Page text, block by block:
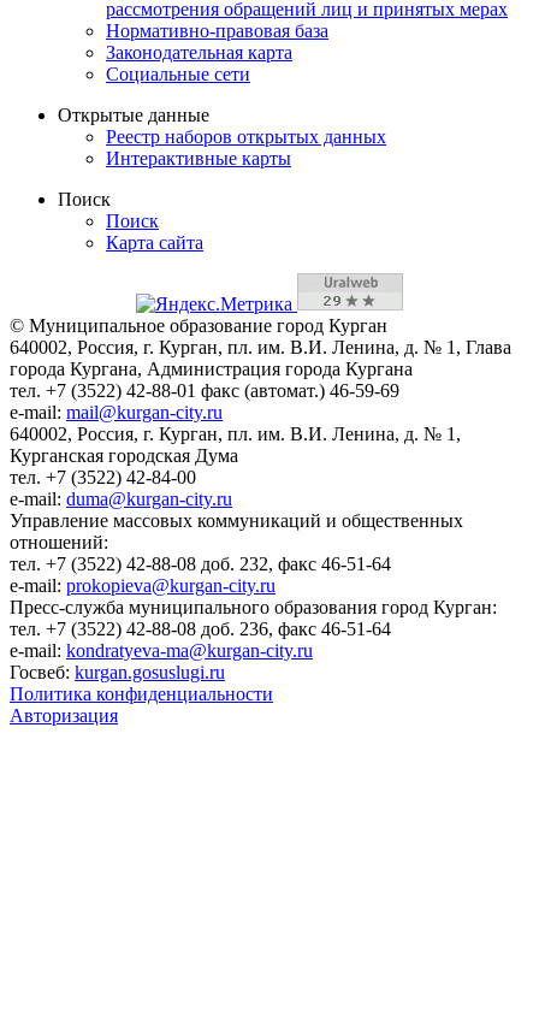
рассмотрения обращений лиц и принятых мерах
Нормативно-правовая база
Законодательная карта
Социальные сети
Открытые данные
Реестр наборов открытых данных
Интерактивные карты
Поиск
Поиск
Карта сайта
© Муниципальное образование город Курган
640002, Россия, г. Курган, пл. им. В.И. Ленина, д. № 1, Глава
города Кургана, Администрация города Кургана
тел. +7 (3522) 42-88-01 факс (автомат.) 46-59-69
e-mail: mail@kurgan-city.ru
640002, Россия, г. Курган, пл. им. В.И. Ленина, д. № 1,
Курганская городская Дума
тел. +7 (3522) 42-84-00
e-mail: duma@kurgan-city.ru
Управление массовых коммуникаций и общественных
отношений:
тел. +7 (3522) 42-88-08 доб. 232, факс 46-51-64
e-mail: prokopieva@kurgan-city.ru
Пресс-служба муниципального образования город Курган:
тел. +7 (3522) 42-88-08 доб. 236, факс 46-51-64
e-mail: kondratyeva-ma@kurgan-city.ru
Госвеб: kurgan.gosuslugi.ru
Политика конфиденциальности
Авторизация